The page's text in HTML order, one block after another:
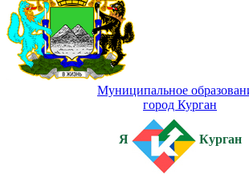
Муниципальное
город Курган
Я Курган